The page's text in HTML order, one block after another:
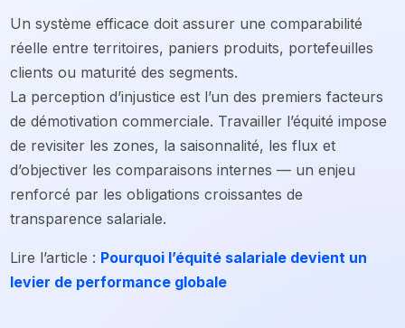
Un système efficace doit assurer une comparabilité
réelle entre territoires, paniers produits, portefeuilles
clients ou maturité des segments.
La perception d’injustice est l’un des premiers facteurs
de démotivation commerciale. Travailler l’équité impose
de revisiter les zones, la saisonnalité, les flux et
d’objectiver les comparaisons internes — un enjeu
renforcé par les obligations croissantes de
transparence salariale.
Lire l’article : Pourquoi l’équité salariale devient un
levier de performance globale